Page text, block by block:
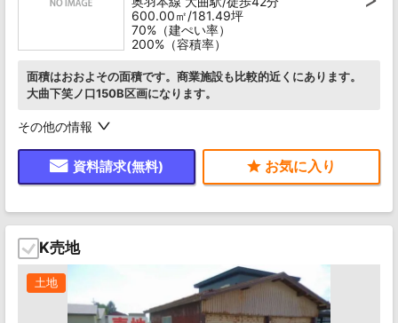
600.00㎡/181.49坪
70%（建ぺい率）
200%（容積率）
面積はおおよその面積です。商業施設も比較的近くにあります。
大曲下笑ノ口150B区画になります。
その他の情報
資料請求(無料)
K売地
土地